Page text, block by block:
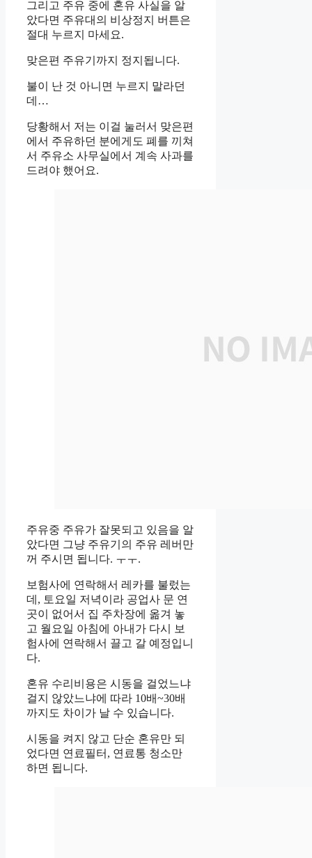
그리고 주유 중에 혼유 사실을 알
았다면 주유대의 비상정지 버튼은
절대 누르지 마세요.
맞은편 주유기까지 정지됩니다.
불이 난 것 아니면 누르지 말라던
데…
당황해서 저는 이걸 눌러서 맞은편
에서 주유하던 분에게도 폐를 끼쳐
서 주유소 사무실에서 계속 사과를
드려야 했어요.
주유중 주유가 잘못되고 있음을 알
았다면 그냥 주유기의 주유 레버만
꺼 주시면 됩니다. ㅜㅜ.
보험사에 연락해서 레카를 불렀는
데, 토요일 저녁이라 공업사 문 연
곳이 없어서 집 주차장에 옮겨 놓
고 월요일 아침에 아내가 다시 보
험사에 연락해서 끌고 갈 예정입니
다.
혼유 수리비용은 시동을 걸었느냐
걸지 않았느냐에 따라 10배~30배
까지도 차이가 날 수 있습니다.
시동을 켜지 않고 단순 혼유만 되
었다면 연료필터, 연료통 청소만
하면 됩니다.